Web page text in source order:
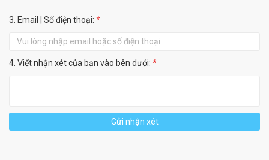
3. Email | Số điện thoại: *
4. Viết nhận xét của bạn vào bên dưới: *
Gửi nhận xét